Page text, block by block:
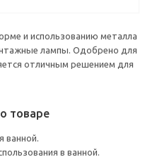
и использованию металла
лампы. Одобрено для
отличным решением для
товаре
ванной.
в ванной.